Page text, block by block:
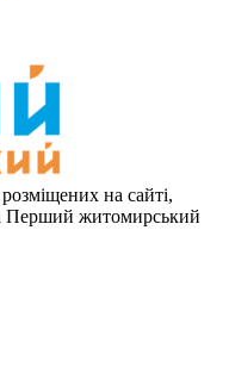
на сайті,
Перший житомирський